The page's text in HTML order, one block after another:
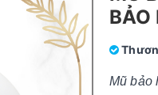
Mũ bảo